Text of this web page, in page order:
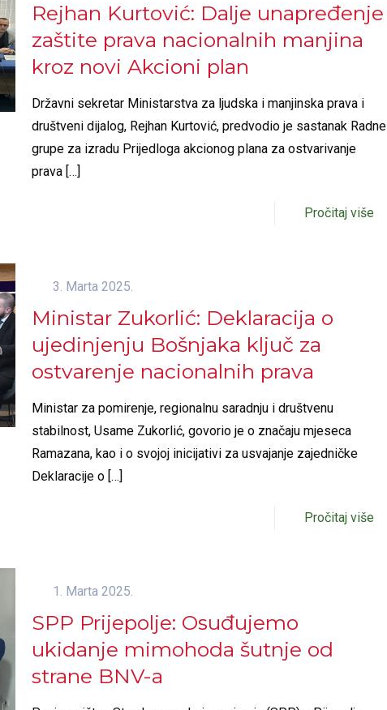
Rejhan Kurtović: Dalje unapređenje
zaštite prava nacionalnih manjina
kroz novi Akcioni plan
Državni sekretar Ministarstva za ljudska i manjinska prava i
društveni dijalog, Rejhan Kurtović, predvodio je sastanak Radne
grupe za izradu Prijedloga akcionog plana za ostvarivanje
prava[…]
Pročitaj više
3. Marta 2025.
Ministar Zukorlić: Deklaracija o
ujedinjenju Bošnjaka ključ za
ostvarenje nacionalnih prava
Ministar za pomirenje, regionalnu saradnju i društvenu
stabilnost, Usame Zukorlić, govorio je o značaju mjeseca
Ramazana, kao i o svojoj inicijativi za usvajanje zajedničke
Deklaracije o[…]
Pročitaj više
1. Marta 2025.
SPP Prijepolje: Osuđujemo
ukidanje mimohoda šutnje od
strane BNV-a